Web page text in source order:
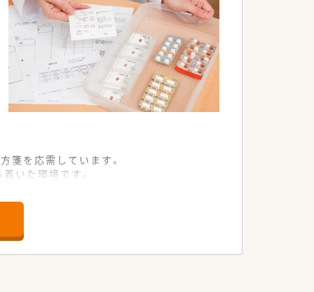
箋を応需しています。
いた環境です。
活かして店舗を牽引してくださる方
持つ方を歓迎します。
的な方が理想的です。